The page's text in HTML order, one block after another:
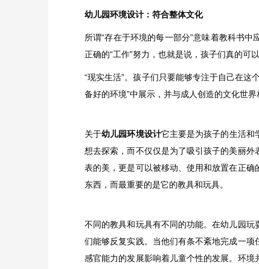
幼儿园环境设计​：符合整体文化
所谓“存在于环境的每一部分”意味着教科书
正确的“工作”努力，也就是说，孩子们真的可以
“现实生活”。孩子们只要能够专注于自己在这
备好的环境”中展示，并与成人创造的文化世界
关于幼儿园环境设计它主要是为孩子的生活和
想去探索，而不仅仅是为了吸引孩子的美丽
表的美，更是可以被移动、使用和放置在正
东西，而最重要的是它的教具和玩具。
不同的教具和玩具有不同的功能。在幼儿园
们能够反复实践。当他们有条不紊地完成一
感官能力的发展影响着儿童个性的发展。环